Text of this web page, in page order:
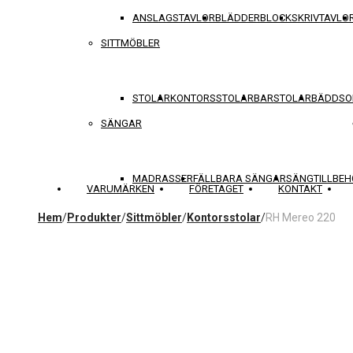
ANSLAGSTAVLORBLÄDDERBLOCK
SITTMÖBLER
STOLARKONTORSSTOLARBARSTOLAR
SÄNGAR
MADRASSERFÄLLBARA SÄNGAR
VARUMÄRKEN FÖRETAGET KONTAKT
Hem/Produkter/Sittmöbler/Kontorsstolar/RH Mereo 220